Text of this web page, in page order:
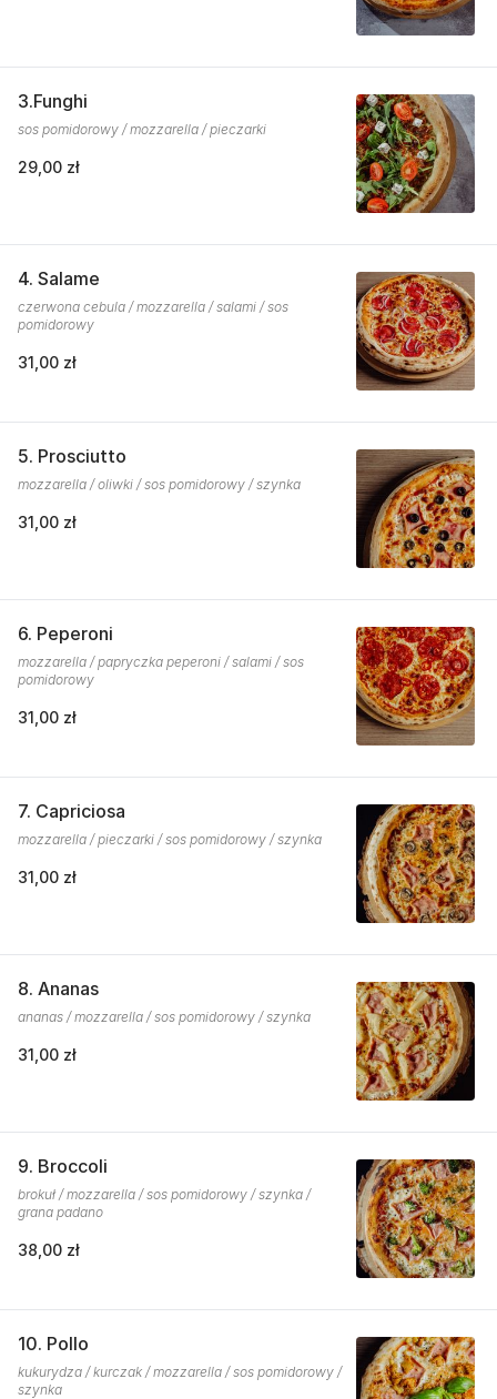
3.Funghi
sos pomidorowy / mozzarella / pieczarki
29,00 zł
4. Salame
czerwona cebula / mozzarella / salami / sos
pomidorowy
31,00 zł
5. Prosciutto
mozzarella / oliwki / sos pomidorowy / szynka
31,00 zł
6. Peperoni
mozzarella / papryczka peperoni / salami / sos
pomidorowy
31,00 zł
7. Capriciosa
mozzarella / pieczarki / sos pomidorowy / szynka
31,00 zł
8. Ananas
ananas / mozzarella / sos pomidorowy / szynka
31,00 zł
9. Broccoli
brokuł / mozzarella / sos pomidorowy / szynka /
grana padano
38,00 zł
10. Pollo
kukurydza / kurczak / mozzarella / sos pomidorowy /
szynka